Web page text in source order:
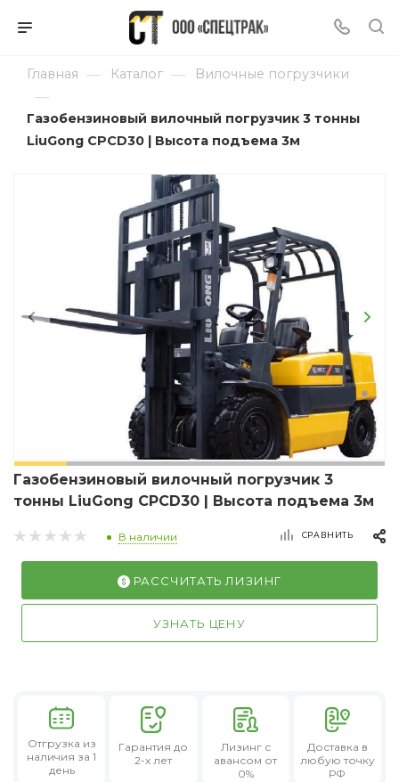
Главная — Каталог — Вилочные погрузчики
—
Газобензиновый вилочный погрузчик 3 тонны
LiuGong CPCD30 | Высота подъема 3м
Газобензиновый вилочный погрузчик 3
тонны LiuGong CPCD30 | Высота подъема 3м
В наличии СРАВНИТЬ
РАССЧИТАТЬ ЛИЗИНГ
УЗНАТЬ ЦЕНУ
Отгрузка из
наличия за 1
день
Гарантия до
2-х лет
Лизингс
авансом от
0%
Доставка в
любую точку
РФ